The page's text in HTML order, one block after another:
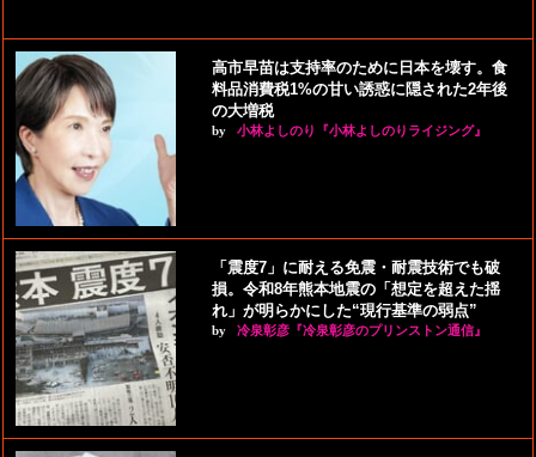
高市早苗は支持率のために日本を壊す。食
料品消費税1%の甘い誘惑に隠された2年後
の大増税
by 小林よしのり『小林よしのりライジング』
「震度7」に耐える免震・耐震技術でも破
損。令和8年熊本地震の「想定を超えた揺
れ」が明らかにした“現行基準の弱点”
by 冷泉彰彦『冷泉彰彦のプリンストン通信』